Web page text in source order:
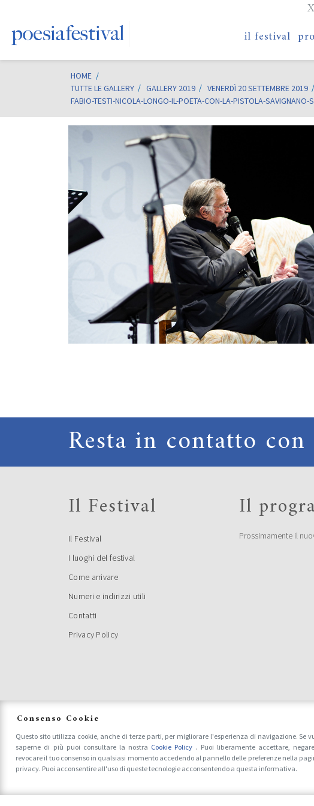
il festival
HOME /
TUTTE LE GALLERY
GALLERY 2019 VENERDÌ 20 SETTEMBRE 2019
FABIO-TESTI-NICOLA-LONGO-IL-POETA-CON-LA-PISTOLA-
Resta in contatto
Il Festival
Il Festival
I luoghi del festival
Come arrivare
Numeri e indirizzi utili
Contatti
Privacy Policy
Il
Prossimamente il
Consenso Cookie
Questo sito utilizza cookie, anche di terze parti, per migliorare l'esperienza di navigazione. Se
saperne di più puoi consultare la nostra Cookie Policy . Puoi liberamente accettare,
revocare il tuo consenso in qualsiasi momento accedendo al pannello delle preferenze nella
privacy. Puoi acconsentire all'uso di queste tecnologie acconsentendo a questa informativa.